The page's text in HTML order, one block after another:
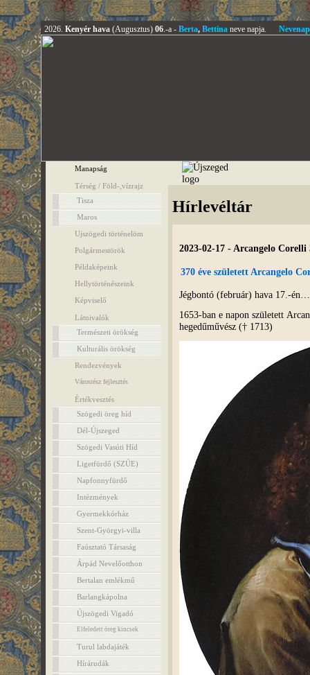
2026. Kenyér hava (Augusztus) 06.-a - Berta, Bettinaneve napja.
Manapság
Térség / Föld-,vízrajz
Tisza
Maros
Ujszögedi történelöm
Polgármestörök
Példaképeink
Hellytörténészeink
Képviselő
Látnivalók
Természeti örökség
Kulturális örökség
Rendezvények
Városrész fejlesztés
Értékvesztés
Szögedi öreg híd
Dél-Újszeged
Szögedi Vasúti Híd
Ligetfürdő (SZÚE)
Napfonnyfürdő
Intézmények
Gyermekkórház
Szent-Györgyi-villa
Faúsztató Társaság
Árpád Nevelőotthon
Bertalan emlékmű
Barlangkápolna
Újszögedi Vigadó
Elfeledett öreg kincsek
Turul labdajáték
Hírárudák
Hírlevéltár
2023-02-17 - Arcangelo
370 éve született Arcangelo
Jégbontó (február) hava 17.-én…
1653-ban e napon született
hegedűművész († 1713)